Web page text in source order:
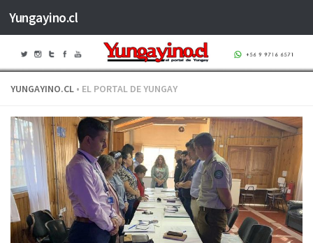
Saltar al contenido
Yungayino.cl
YUNGAYINO.CL • EL PORTAL DE YUNGAY